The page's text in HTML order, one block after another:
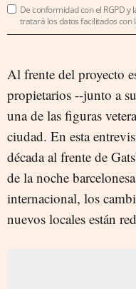
De conformidad con el RGPD y
tratará los datos facilitados con
Al frente del proyecto
propietarios --junto a
una de las figuras
ciudad. En esta
década al frente de
de la noche
internacional, los
nuevos locales están